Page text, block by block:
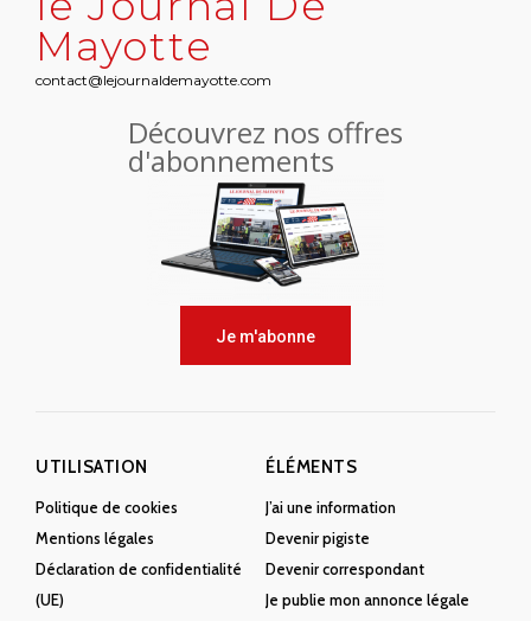
Mayotte
contact@lejournaldemayotte.com
Découvrez nos offres
d'abonnements
Je m'abonne
UTILISATION
Politique de cookies
Mentions légales
Déclaration de confidentialité
(UE)
ÉLÉMENTS
J’ai une information
Devenir pigiste
Devenir correspondant
Je publie mon annonce légale